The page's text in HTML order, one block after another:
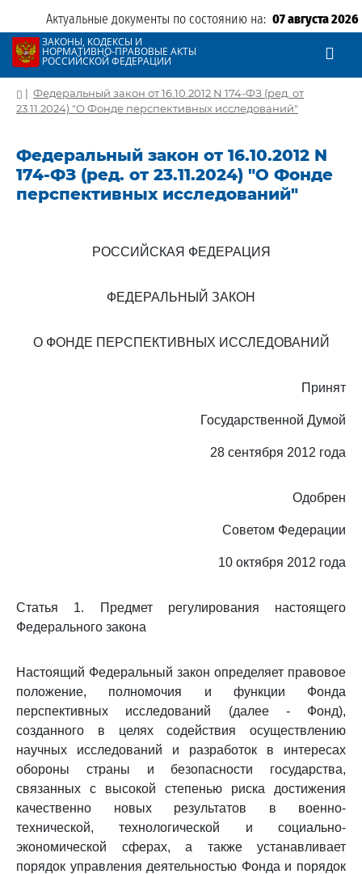
Актуальные документы по состоянию на: 07 августа 2026
ЗАКОНЫ, КОДЕКСЫ И
НОРМАТИВНО-ПРАВОВЫЕ АКТЫ
РОССИЙСКОЙ ФЕДЕРАЦИИ
| Федеральный закон от 16.10.2012 N 174-ФЗ (ред. от
23.11.2024) "О Фонде перспективных исследований"
Федеральный закон от 16.10.2012 N
174-ФЗ (ред. от 23.11.2024) "О Фонде
перспективных исследований"
РОССИЙСКАЯ ФЕДЕРАЦИЯ
ФЕДЕРАЛЬНЫЙ ЗАКОН
О ФОНДЕ ПЕРСПЕКТИВНЫХ ИССЛЕДОВАНИЙ
Принят
Государственной Думой
28 сентября 2012 года
Одобрен
Советом Федерации
10 октября 2012 года
Статья 1. Предмет регулирования настоящего
Федерального закона
Настоящий Федеральный закон определяет правовое
положение, полномочия и функции Фонда
перспективных исследований (далее - Фонд),
созданного в целях содействия осуществлению
научных исследований и разработок в интересах
обороны страны и безопасности государства,
связанных с высокой степенью риска достижения
качественно новых результатов в военно-
технической, технологической и социально-
экономической сферах, а также устанавливает
порядок управления деятельностью Фонда и порядок